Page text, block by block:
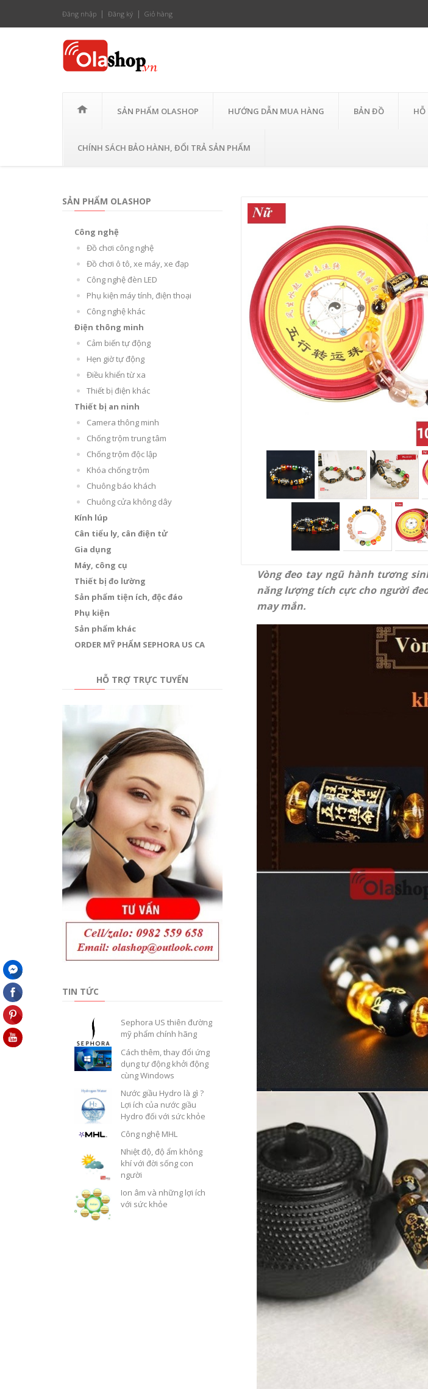
Đăng nhập Đăng ký Giỏ hàng
SẢN PHẨM OLASHOP HƯỚNG DẪN MUA HÀNG BẢN ĐỒ HỖ
CHÍNH SÁCH BẢO HÀNH, ĐỔI TRẢ SẢN PHẨM
SẢN PHẨM OLASHOP
Công nghệ
Đồ chơi công nghệ
Đồ chơi ô tô, xe máy, xe đạp
Công nghệ đèn LED
Phụ kiện máy tính, điện thoại
Công nghệ khác
Điện thông minh
Cảm biến tự động
Hẹn giờ tự động
Điều khiển từ xa
Thiết bị điện khác
Thiết bị an ninh
Camera thông minh
Chống trộm trung tâm
Chống trộm độc lập
Khóa chống trộm
Chuông báo khách
Chuông cửa không dây
Kính lúp
Cân tiểu ly, cân điện tử
Gia dụng
Máy, công cụ
Thiết bị đo lường
Sản phẩm tiện ích, độc đáo
Phụ kiện
Sản phẩm khác
ORDER MỸ PHẨM SEPHORA US CA
HỖ TRỢ TRỰC TUYẾN
TIN TỨC
Sephora US thiên đường
mỹ phẩm chính hãng
Cách thêm, thay đổi ứng
dụng tự động khởi động
cùng Windows
Nước giầu Hydro là gì ?
Lợi ích của nước giầu
Hydro đối với sức khỏe
Công nghệ MHL
Nhiệt độ, độ ẩm không
khí với đời sống con
người
Ion âm và những lợi ích
với sức khỏe
Vòng đeo tay ngũ hành tương
năng lượng tích cực cho người
may mắn.